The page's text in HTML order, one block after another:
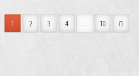
1 2 3 4 ... 10